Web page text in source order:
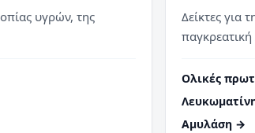
υγρών, της
Δείκτες για
παγκρεατική
Ολικές
Αμυλάση →